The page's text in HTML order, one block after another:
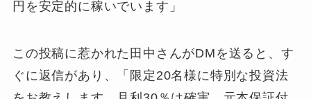
円を安定的に稼いでいます」
この投稿に惹かれた田中さんがDMを送ると、す
ぐに返信があり、「限定20名様に特別な投資法